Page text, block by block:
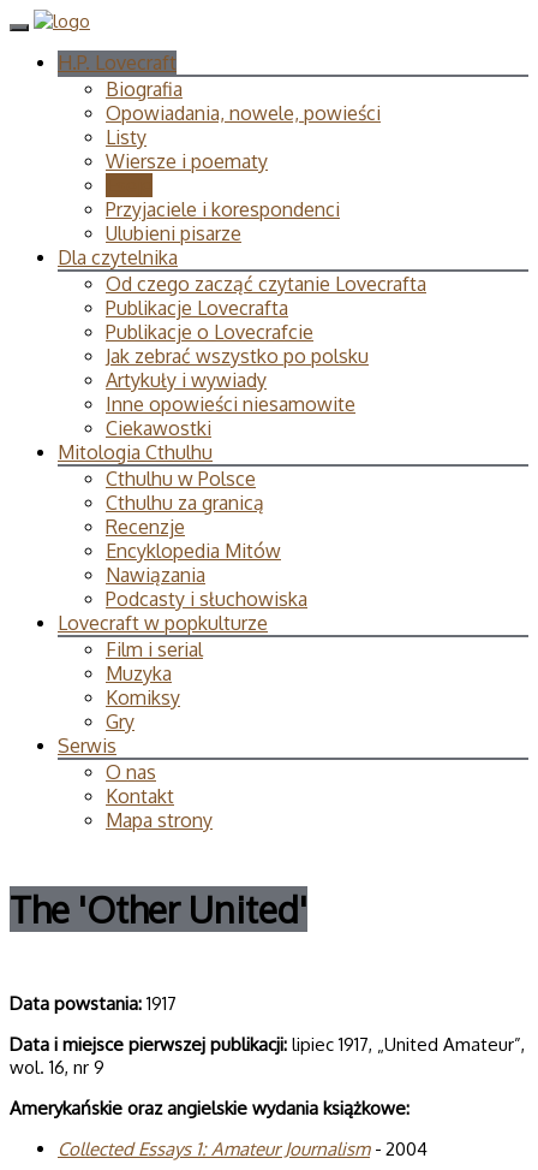
H.P. Lovecraft
Biografia
Opowiadania, nowele, powieści
Listy
Wiersze i poematy
Przyjaciele i korespondenci
Ulubieni pisarze
Dla czytelnika
Od czego zacząć czytanie Lovecrafta
Publikacje Lovecrafta
Publikacje o Lovecrafcie
Jak zebrać wszystko po polsku
Artykuły i wywiady
Inne opowieści niesamowite
Ciekawostki
Mitologia Cthulhu
Cthulhu w Polsce
Cthulhu za granicą
Recenzje
Encyklopedia Mitów
Nawiązania
Podcasty i słuchowiska
Lovecraft w popkulturze
Film i serial
Muzyka
Komiksy
Gry
Serwis
O nas
Kontakt
Mapa strony
The 'Other United'
Data powsta­nia: 1917
Data i miej­sce pierw­szej publi­ka­cji: lipiec 1917, „United Amateur”,
wol. 16, nr 9
Ame­ry­kań­skie oraz angiel­skie wyda­nia książkowe:
Col­lec­ted Essays 1: Ama­teur Jour­na­lism- 2004